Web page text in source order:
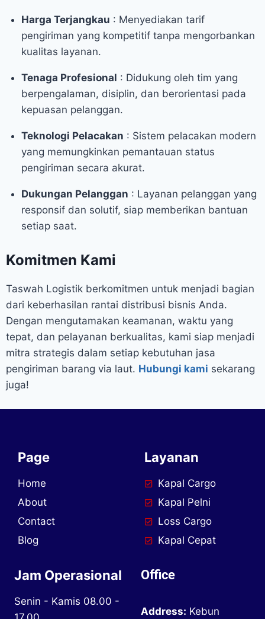
Harga Terjangkau : Menyediakan tarif
pengiriman yang kompetitif tanpa mengorbankan
kualitas layanan.
Tenaga Profesional : Didukung oleh tim yang
berpengalaman, disiplin, dan berorientasi pada
kepuasan pelanggan.
Teknologi Pelacakan : Sistem pelacakan modern
yang memungkinkan pemantauan status
pengiriman secara akurat.
Dukungan Pelanggan : Layanan pelanggan yang
responsif dan solutif, siap memberikan bantuan
setiap saat.
Komitmen Kami
Taswah Logistik berkomitmen untuk menjadi bagian
dari keberhasilan rantai distribusi bisnis Anda.
Dengan mengutamakan keamanan, waktu yang
tepat, dan pelayanan berkualitas, kami siap menjadi
mitra strategis dalam setiap kebutuhan jasa
pengiriman barang via laut. Hubungi kami sekarang
juga!
Page
Home
About
Contact
Blog
Layanan
Kapal Cargo
Kapal Pelni
Loss Cargo
Kapal Cepat
Jam Operasional
Senin - Kamis 08.00 -
Office
Address: Kebun